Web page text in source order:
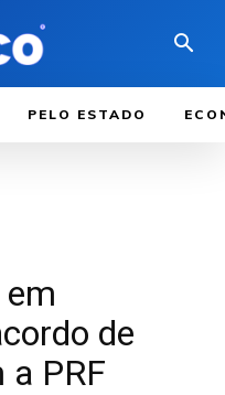
PELO ESTADO
de
a PRF